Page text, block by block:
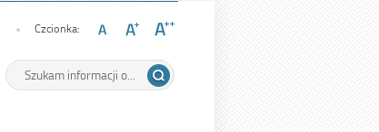
Czcionka:
Wyszukiwarka
Tutaj
wpisz